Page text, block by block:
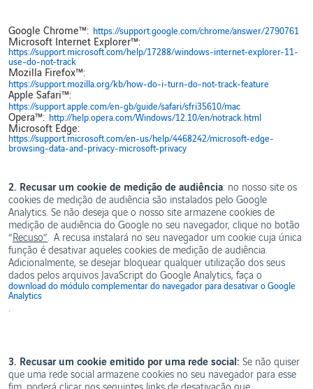
Google Chrome™: https://support.google.com/chrome/answer/2790761
Microsoft Internet Explorer™:
https://support.microsoft.com/help/17288/windows-internet-explorer-11-
use-do-not-track
Mozilla Firefox™:
https://support.mozilla.org/kb/how-do-i-turn-do-not-track-feature
Apple Safari™:
https://support.apple.com/en-gb/guide/safari/sfri35610/mac
Opera™: http://help.opera.com/Windows/12.10/en/notrack.html
Microsoft Edge:
https://support.microsoft.com/en-us/help/4468242/microsoft-edge-
browsing-data-and-privacy-microsoft-privacy
2. Recusar um cookie de medição de audiência: no nosso site os
cookies de medição de audiência são instalados pelo Google
Analytics. Se não deseja que o nosso site armazene cookies de
medição de audiência do Google no seu navegador, clique no botão
“Recuso” . A recusa instalará no seu navegador um cookie cuja única
função é desativar aqueles cookies de medição de audiência.
Adicionalmente, se desejar bloquear qualquer utilização dos seus
dados pelos arquivos JavaScript do Google Analytics, faça o
download do módulo complementar do navegador para desativar o Google
Analytics
3. Recusar um cookie emitido por uma rede social: Se não quiser
que uma rede social armazene cookies no seu navegador para esse
fim, poderá clicar nos seguintes links de desativação que